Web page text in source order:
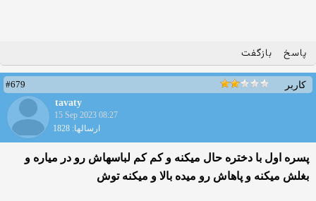
پاسخ بازگفت
کاربر
#679
tavaty
15 Sep 2023 08:27
ارسالها: 1828
پسره اول با دختره حال میکنه و کم کم لباسهاش رو در میاره و
بغلش میکنه و پاهاش رو میده بالا و میکنه توش